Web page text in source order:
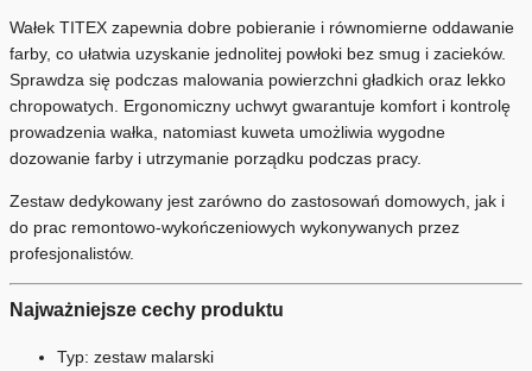
Wałek TITEX zapewnia dobre pobieranie i równomierne oddawanie
farby, co ułatwia uzyskanie jednolitej powłoki bez smug i zacieków.
Sprawdza się podczas malowania powierzchni gładkich oraz lekko
chropowatych. Ergonomiczny uchwyt gwarantuje komfort i kontrolę
prowadzenia wałka, natomiast kuweta umożliwia wygodne
dozowanie farby i utrzymanie porządku podczas pracy.
Zestaw dedykowany jest zarówno do zastosowań domowych, jak i
do prac remontowo-wykończeniowych wykonywanych przez
profesjonalistów.
Najważniejsze cechy produktu
Typ: zestaw malarski